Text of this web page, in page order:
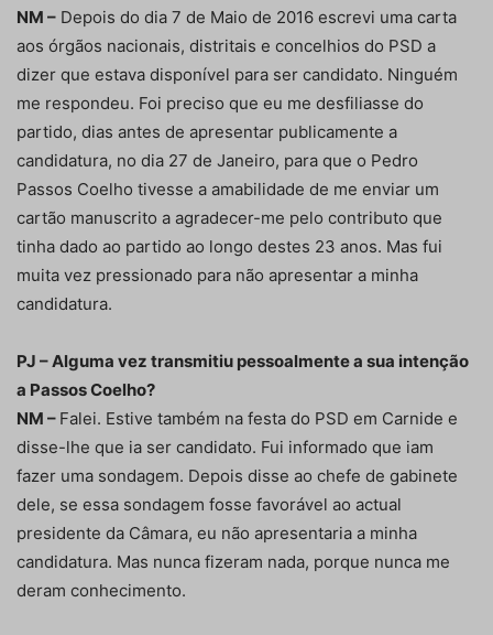
NM – Depois do dia 7 de Maio de 2016 escrevi uma carta
aos órgãos nacionais, distritais e concelhios do PSD a
dizer que estava disponível para ser candidato. Ninguém
me respondeu. Foi preciso que eu me desfiliasse do
partido, dias antes de apresentar publicamente a
candidatura, no dia 27 de Janeiro, para que o Pedro
Passos Coelho tivesse a amabilidade de me enviar um
cartão manuscrito a agradecer-me pelo contributo que
tinha dado ao partido ao longo destes 23 anos. Mas fui
muita vez pressionado para não apresentar a minha
candidatura.
PJ – Alguma vez transmitiu pessoalmente a sua intenção
a Passos Coelho?
NM – Falei. Estive também na festa do PSD em Carnide e
disse-lhe que ia ser candidato. Fui informado que iam
fazer uma sondagem. Depois disse ao chefe de gabinete
dele, se essa sondagem fosse favorável ao actual
presidente da Câmara, eu não apresentaria a minha
candidatura. Mas nunca fizeram nada, porque nunca me
deram conhecimento.